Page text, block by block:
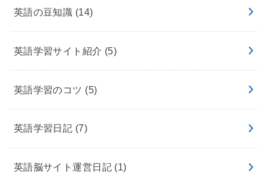
英語の豆知識 (14)
英語学習サイト紹介 (5)
英語学習のコツ (5)
英語学習日記 (7)
英語脳サイト運営日記 (1)